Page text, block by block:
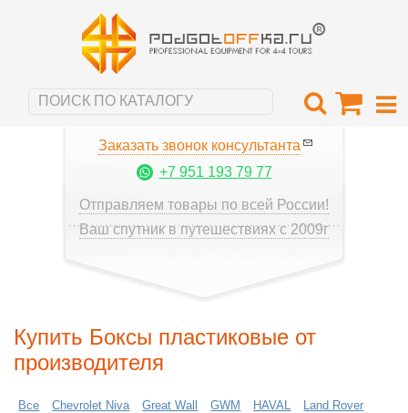
Заказать звонок консультанта
+7 951 193 79 77
Отправляем товары по всей России!
Ваш спутник в путешествиях с 2009г
Купить Боксы пластиковые от
производителя
Все Chevrolet Niva Great Wall GWM HAVAL
Land Rover